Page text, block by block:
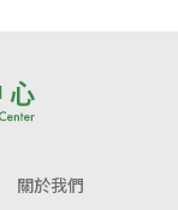
關於我們